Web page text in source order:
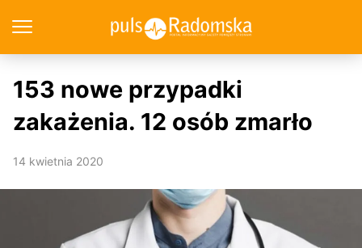
153 nowe przypadki
zakażenia. 12 osób zmarło
14 kwietnia 2020